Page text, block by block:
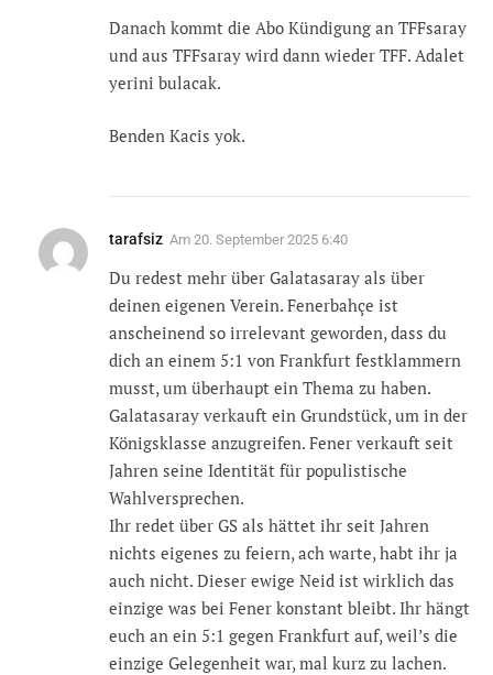
Danach kommt die Abo Kündigung an TFFsaray
und aus TFFsaray wird dann wieder TFF. Adalet
yerini bulacak.
Benden Kacis yok.
tarafsiz Am 20. September 2025 6:40
Du redest mehr über Galatasaray als über
deinen eigenen Verein. Fenerbahçe ist
anscheinend so irrelevant geworden, dass du
dich an einem 5:1 von Frankfurt festklammern
musst, um überhaupt ein Thema zu haben.
Galatasaray verkauft ein Grundstück, um in der
Königsklasse anzugreifen. Fener verkauft seit
Jahren seine Identität für populistische
Wahlversprechen.
Ihr redet über GS als hättet ihr seit Jahren
nichts eigenes zu feiern, ach warte, habt ihr ja
auch nicht. Dieser ewige Neid ist wirklich das
einzige was bei Fener konstant bleibt. Ihr hängt
euch an ein 5:1 gegen Frankfurt auf, weil’s die
einzige Gelegenheit war, mal kurz zu lachen.